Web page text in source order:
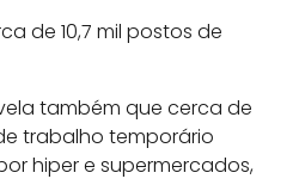
de 10,7 mil postos de
também que cerca de
trabalho temporário
hiper e supermercados,